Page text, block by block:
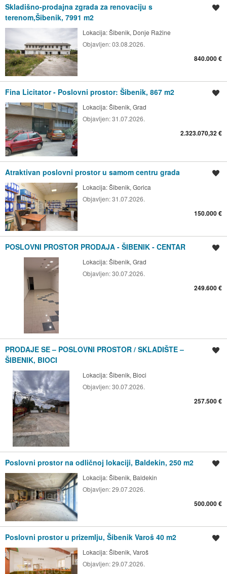
Skladišno-prodajna zgrada za renovaciju s
terenom,Šibenik, 7991 m2
Lokacija:Šibenik, Donje Ražine
Objavljen:03.08.2026.
840.000 €
Fina Licitator - Poslovni prostor: Šibenik, 867 m2
Lokacija:Šibenik, Grad
Objavljen:31.07.2026.
2.323.070,32 €
Atraktivan poslovni prostor u samom centru grada
Lokacija:Šibenik, Gorica
Objavljen:31.07.2026.
150.000 €
POSLOVNI PROSTOR PRODAJA - ŠIBENIK - CENTAR
Lokacija:Šibenik, Grad
Objavljen:30.07.2026.
249.600 €
PRODAJE SE – POSLOVNI PROSTOR / SKLADIŠTE –
ŠIBENIK, BIOCI
Lokacija:Šibenik, Bioci
Objavljen:30.07.2026.
257.500 €
Poslovni prostor na odličnoj lokaciji, Baldekin, 250 m2
Lokacija:Šibenik, Baldekin
Objavljen:29.07.2026.
500.000 €
Poslovni prostor u prizemlju, Šibenik Varoš 40 m2
Lokacija:Šibenik, Varoš
Objavljen:29.07.2026.